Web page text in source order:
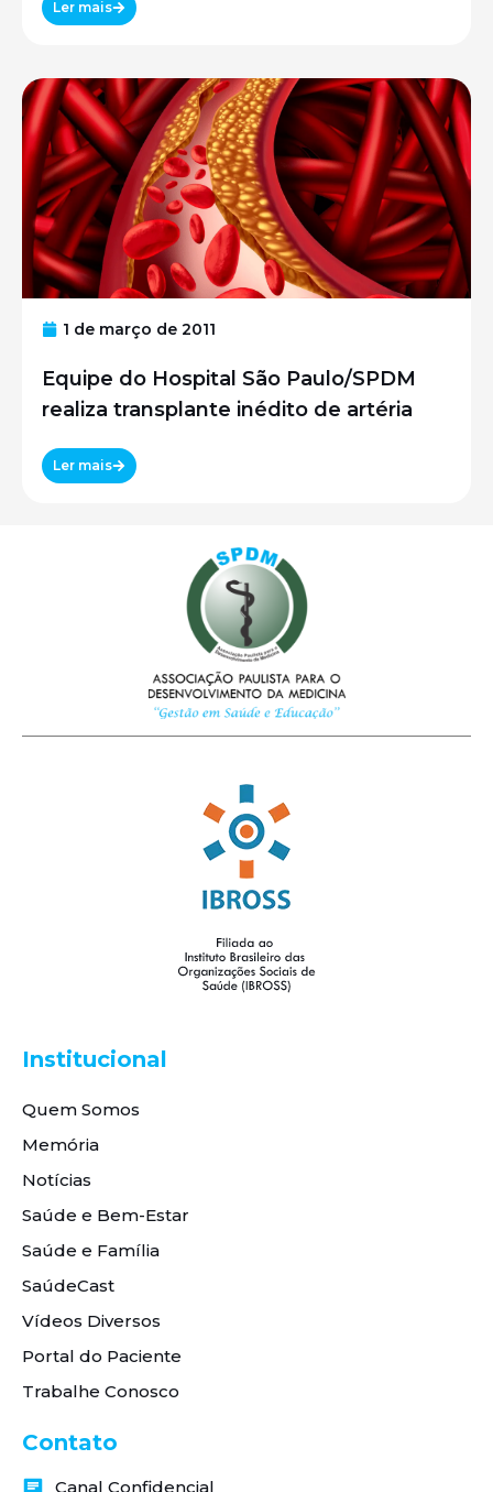
Ler mais
1 de março de 2011
Equipe do Hospital São Paulo/SPDM
realiza transplante inédito de artéria
Ler mais
Institucional
Quem Somos
Memória
Notícias
Saúde e Bem-Estar
Saúde e Família
SaúdeCast
Vídeos Diversos
Portal do Paciente
Trabalhe Conosco
Contato
Canal Confidencial